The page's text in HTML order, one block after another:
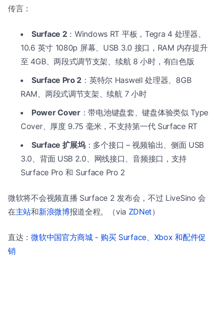
传言：
Surface 2：Windows RT 平板，Tegra 4 处理器、
10.6 英寸 1080p 屏幕、USB 3.0 接口，RAM 内存提升
至 4GB、两段式调节支架、续航 8 小时，有白色版
Surface Pro 2 ：英特尔 Haswell 处理器、8GB
RAM、两段式调节支架、续航 7 小时
Power Cover：带电池键盘套、键盘体验类似 Type
Cover、厚度 9.75 毫米，不支持第一代 Surface RT
Surface 扩展坞：多个接口 – 视频输出、侧面 USB
3.0、背面 USB 2.0、网线接口、音频接口，支持
Surface Pro 和 Surface Pro 2
微软将不会视频直播 Surface 2 发布会，不过 LiveSino 会
在主站和新浪微博报道全程。（via ZDNet）
直达：微软中国官方商城 - 购买 Surface、Xbox 和配件促
销